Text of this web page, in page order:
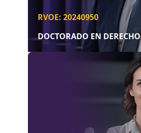
RVOE: 20240950
DOCTORADO EN DERECHO